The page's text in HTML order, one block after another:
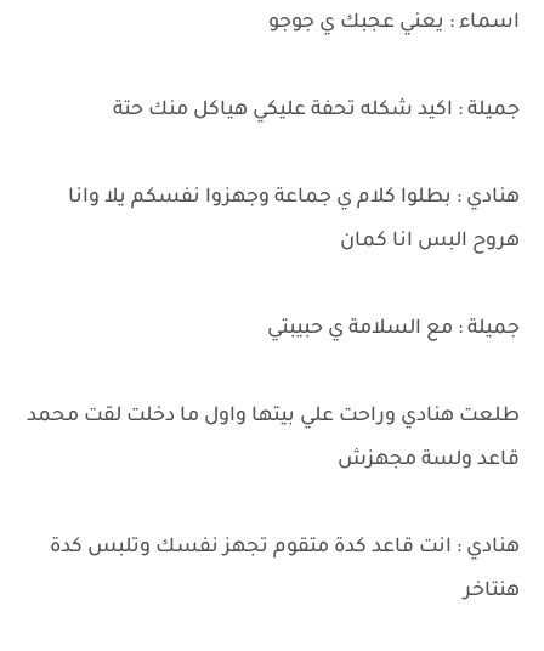
اسماء : يعني عجبك ي جوجو
جميلة : اكيد شكله تحفة عليكي هياكل منك حتة
هنادي : بطلوا كلام ي جماعة وجهزوا نفسكم يلا وانا
هروح البس انا كمان
جميلة : مع السلامة ي حبيبتي
طلعت هنادي وراحت علي بيتها واول ما دخلت لقت محمد
قاعد ولسة مجهزش
هنادي : انت قاعد كدة متقوم تجهز نفسك وتلبس كدة
هنتاخر